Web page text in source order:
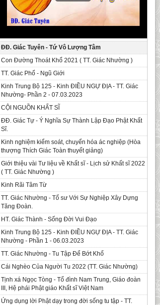
ĐĐ. Giác Tuyên - Tứ Vô Lượng Tâm
Con Đường Thoát Khổ 2021 ( TT. Giác Nhường )
TT. Giác Phổ - Ngũ Giới
Kinh Trung Bộ 125 - Kinh ÐIỀU NGỰ ĐỊA - TT. Giác
Nhường- Phần 2 - 07.03.2023
CỘI NGUỒN KHẤT SĨ
ĐĐ. Giác Tự - Ý Nghĩa Sự Thành Lập Đạo Phật Khất
Sĩ.
Kinh nghiệm kiểm soát, chuyển hóa ác nghiệp (Hòa
thượng Thích Giác Toàn thuyết giảng)
Giới thiệu vài Tư liệu về Khất sĩ - Lịch sử Khất sĩ 2022
( TT. Giác Nhường )
Kinh Rãi Tâm Từ
TT. Giác Nhường - Tổ sư Với Sự Nghiệp Xây Dựng
Tăng Đoàn.
HT. Giác Thành - Sống Đời Vui Đạo
Kinh Trung Bộ 125 - Kinh ÐIỀU NGỰ ĐỊA - TT. Giác
Nhường - Phần 1 - 06.03.2023
TT. Giác Nhường - Tu Tập Để Bớt Khổ
Cái Nghèo Của Người Tu 2022 (TT. Giác Nhường)
Tịnh xá Ngọc Tòng - Tổ đình Nam Trung, Giáo đoàn
III, Hệ phái Phật giáo Khất sĩ Việt Nam
Ứng dụng lời Phật dạy trong đời sống tu tập - TT.